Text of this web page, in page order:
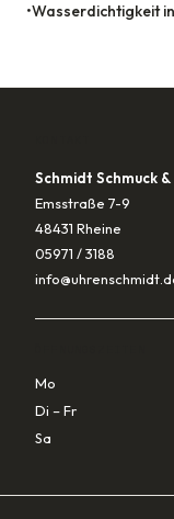
•Wasserdichtigkeit
Schmidt Schmuck
Emsstraße 7-9
48431 Rheine
05971 / 3188
Mo
Di – Fr
Sa